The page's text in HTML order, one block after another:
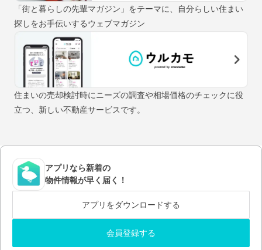
「街と暮らしの先輩マガジン」をテーマに、自分らしい住まい
探しをお手伝いするウェブマガジン
住まいの売却検討時にニーズの調査や相場価格のチェックに役
立つ、新しい不動産サービスです。
アプリなら新着の
物件情報が早く届く！
アプリをダウンロードする
会員登録する